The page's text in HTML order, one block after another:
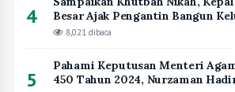
Website Resmi Kantor Wilayah Kementerian